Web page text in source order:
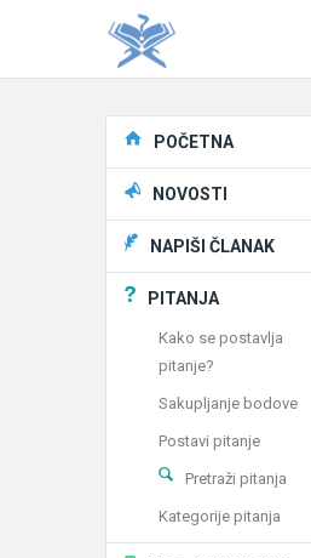
Explore
POČETNA
NOVOSTI
NAPIŠI ČLANAK
PITANJA
Kako se postavlja
pitanje?
Sakupljanje bodove
Postavi pitanje
Pretraži pitanja
Kategorije pitanja